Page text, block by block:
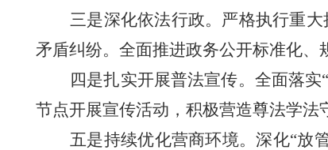
三是深化依法行政。 严格执行重
矛盾纠纷。全面推进政务公开标准化、
四是扎实开展普法宣传。全面落实“
节点开展宣传活动， 积极营造尊法学法
五是持续优化营商环境。深化“放